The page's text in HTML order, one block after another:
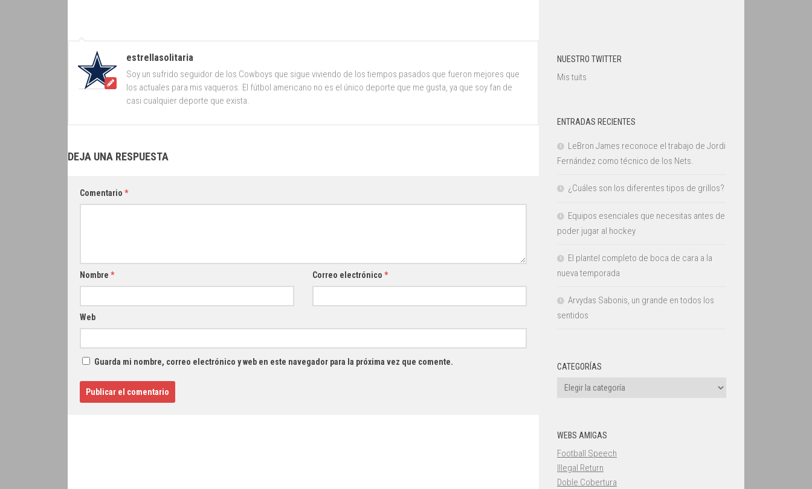
estrellasolitaria
Soy un sufrido seguidor de los Cowboys que sigue viviendo de los tiempos pasados que fueron mejores que
los actuales para mis vaqueros. El fútbol americano no es el único deporte que me gusta, ya que soy fan de
casi cualquier deporte que exista.
DEJA UNA RESPUESTA
Comentario *
Nombre * Correo electrónico *
Web
Guarda mi nombre, correo electrónico y web en este navegador para la próxima vez que comente.
NUESTRO TWITTER
Mis tuits
ENTRADAS RECIENTES
LeBron James reconoce el trabajo de Jordi
Fernández como técnico de los Nets.
¿Cuáles son los diferentes tipos de grillos?
Equipos esenciales que necesitas antes de
poder jugar al hockey
El plantel completo de boca de cara a la
nueva temporada
Arvydas Sabonis, un grande en todos los
sentidos
CATEGORÍAS
Categorías
WEBS AMIGAS
Football Speech
Illegal Return
Doble Cobertura